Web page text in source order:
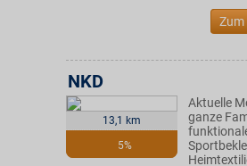
Zum
13,1 km
5%
NKD
Aktuelle
ganze